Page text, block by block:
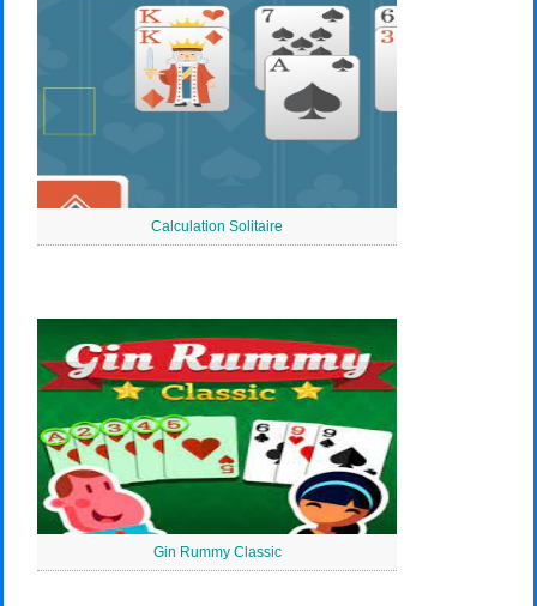
Calculation Solitaire
Gin Rummy Classic